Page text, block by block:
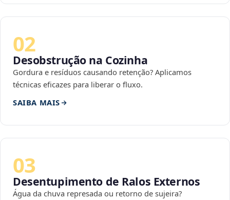
02
Desobstrução na Cozinha
Gordura e resíduos causando retenção? Aplicamos
técnicas eficazes para liberar o fluxo.
SAIBA MAIS
03
Desentupimento de Ralos Externos
Água da chuva represada ou retorno de sujeira?